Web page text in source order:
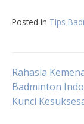
Posted in Tips
Post
Rahasia
Badminton
Kunci